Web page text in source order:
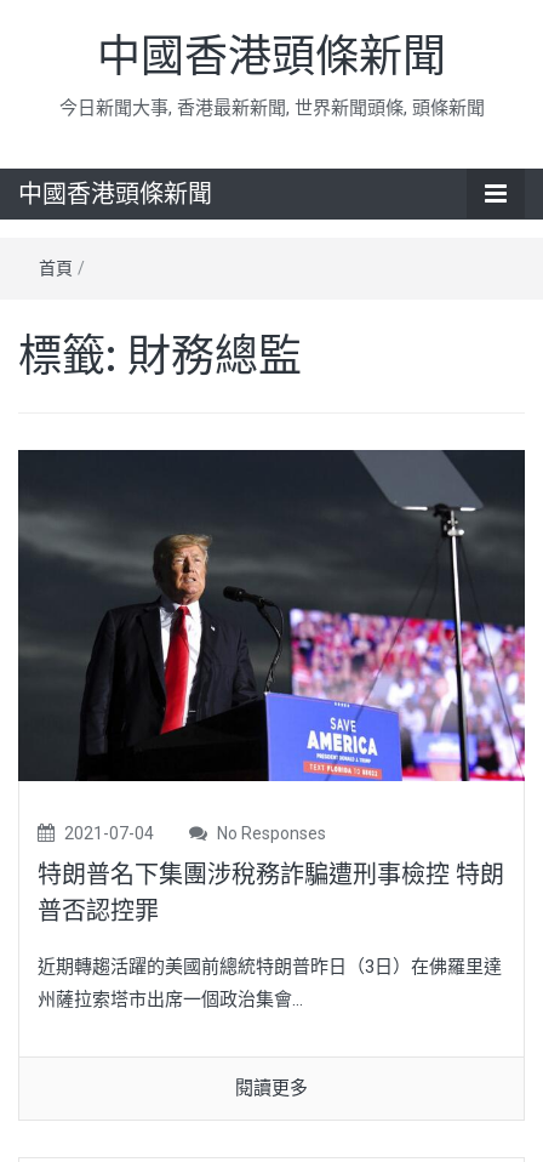
中國香港頭條新聞
今日新聞大事, 香港最新新聞, 世界新聞頭條, 頭條新聞
中國香港頭條新聞
首頁 /
標籤: 財務總監
2021-07-04 No Responses
特朗普名下集團涉稅務詐騙遭刑事檢控 特朗
普否認控罪
近期轉趨活躍的美國前總統特朗普昨日（3日）在佛羅里達
州薩拉索塔市出席一個政治集會...
閱讀更多